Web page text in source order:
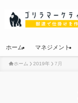
ホーム マネジメント
ホーム 2019年 7月